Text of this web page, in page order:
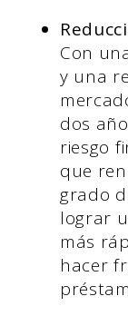
Con
y una
dos
riesgo
que
grado
lograr
más
hacer